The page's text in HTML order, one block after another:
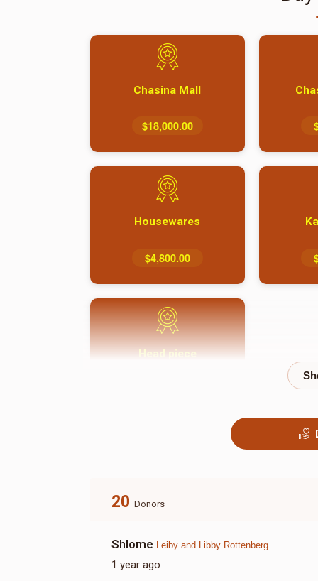
Chasina Mall
$18,000.00
Housewares
$4,800.00
Head piece
20 Donors
Shlome Leiby and Libby Rottenberg
1 year ago